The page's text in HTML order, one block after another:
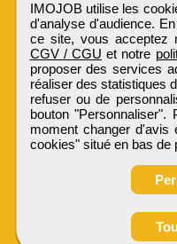
IMOJOB utilise les
d'analyse d'audience.
ce site, vous acceptez
CGV / CGU et notre
proposer des services
réaliser des statistiques
refuser ou de
bouton
moment changer d'avis
cookies" situé en bas de